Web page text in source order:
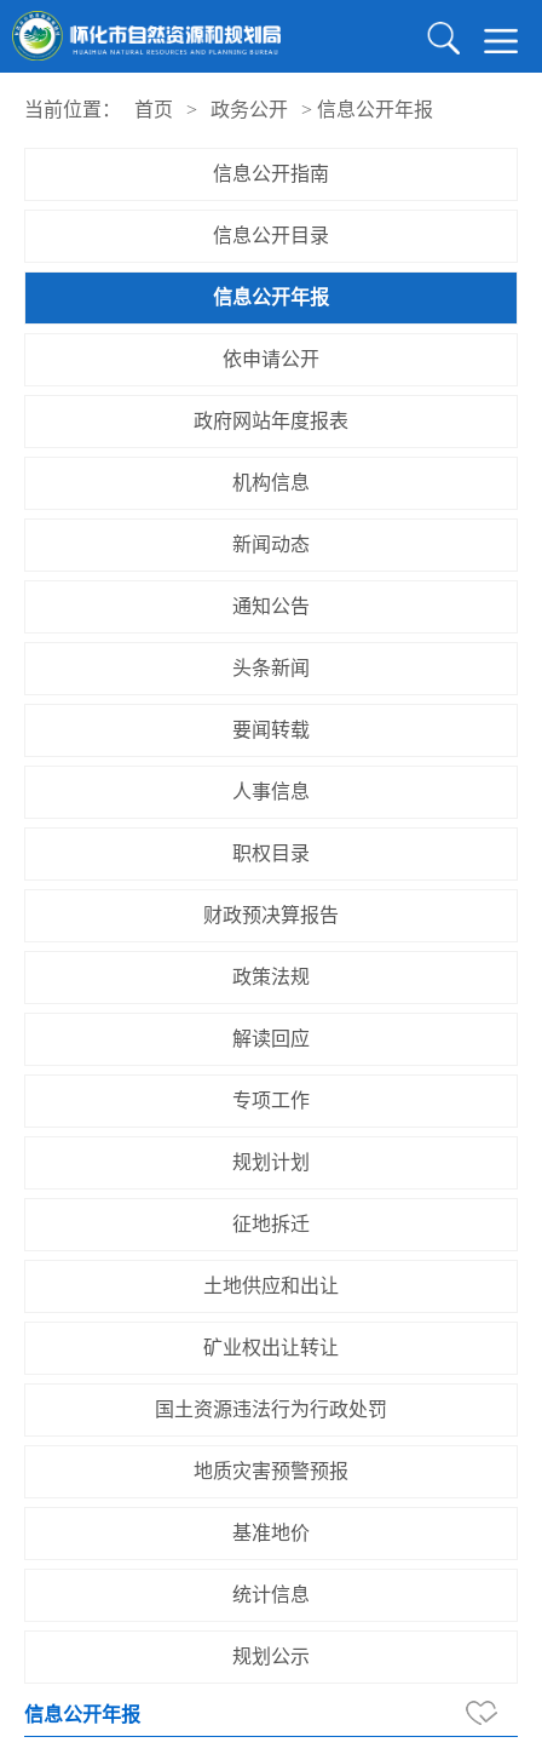
当前位置： 首页 > 政务公开 > 信息公开年报
信息公开指南
信息公开目录
信息公开年报
依申请公开
政府网站年度报表
机构信息
新闻动态
通知公告
头条新闻
要闻转载
人事信息
职权目录
财政预决算报告
政策法规
解读回应
专项工作
规划计划
征地拆迁
土地供应和出让
矿业权出让转让
国土资源违法行为行政处罚
地质灾害预警预报
基准地价
统计信息
规划公示
信息公开年报